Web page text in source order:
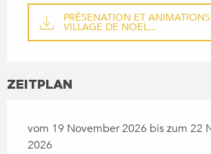
PRÉSENATION ET
VILLAGE DE NOEL...
ZEITPLAN
vom 19 November 2026 bis zum 22
2026